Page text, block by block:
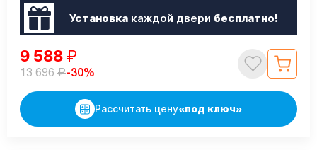
Установкакаждой двери бесплатно!
9 588 ₽
13 696₽-30%
Рассчитать цену«под ключ»